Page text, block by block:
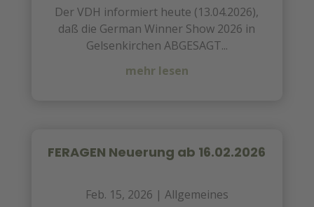
Der VDH informiert heute (13.04.2026),
daß die German Winner Show 2026 in
Gelsenkirchen ABGESAGT...
mehr lesen
FERAGEN Neuerung ab 16.02.2026
Feb. 15, 2026 | Allgemeines